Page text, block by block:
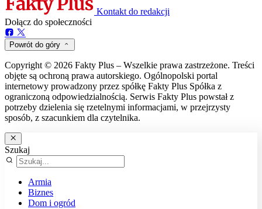
Kontakt do redakcji
Dołącz do społeczności
Powrót do góry
Copyright © 2026 Fakty Plus – Wszelkie prawa zastrzeżone. Treści
objęte są ochroną prawa autorskiego. Ogólnopolski portal
internetowy prowadzony przez spółkę Fakty Plus Spółka z
ograniczoną odpowiedzialnością. Serwis Fakty Plus powstał z
potrzeby dzielenia się rzetelnymi informacjami, w przejrzysty
sposób, z szacunkiem dla czytelnika.
Szukaj
Armia
Biznes
Dom i ogród